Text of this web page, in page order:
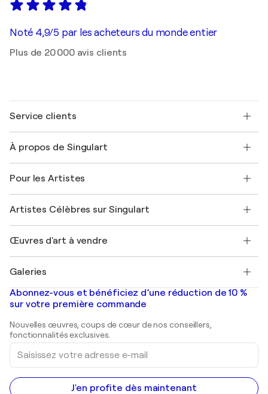
Noté 4,9/5 par les acheteurs du monde entier
Plus de 20 000 avis clients
Service clients
Expédition
Offrir une carte cadeau
Rejoignez notre programme commercial
Mon compte
+33 1 76 44 06 42
À propos de Singulart
FAQ
Magazine Singulart
Emplois
Découvrez une sélection d'art original
Pour les Artistes
Se connecter en tant qu'Artiste
Artistes Célèbres sur Singulart
Marc Chagall
Banksy
Mr. Brainwash
Shepard Fairey
Œuvres d'art à vendre
Tableaux abstraits à vendre
Peintures de paysage
Estampes
Peintures acryliques
Galeries
Galeries d'art en France
Galeries d'art en Belgique
Abonnez-vous et bénéficiez d’une réduction de 10 %
sur votre première commande
Nouvelles œuvres, coups de cœur de nos conseillers,
fonctionnalités exclusives.
Saisissez
votre
adresse
e-
mail
J'en profite dès maintenant